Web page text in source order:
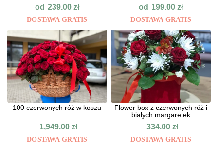
od 239.00 zł
DOSTAWA GRATIS
od 199.00zł
DOSTAWA GRATIS
100 czerwonych róż w koszu
1,949.00zł
DOSTAWA GRATIS
Flower box z czerwonych róż i
białych margaretek
334.00zł
DOSTAWA GRATIS